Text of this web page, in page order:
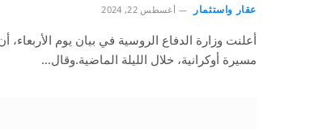
عقار واستثمار أغسطس 22, 2024
مسيرة أوكرانية، خلال الليلة الماضية.وقال…